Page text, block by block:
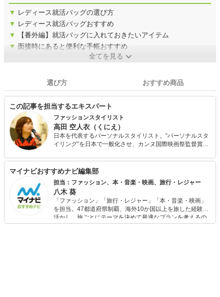
▼ レディース就活バッグの選び方
▼ レディース就活バッグおすすめ
▼
【番外編】就活バッグに入れておきたいアイテム
▼ 面接時にあると便利な手帳おすすめ
全てを見る
選び方 おすすめ商品
この記事を担当するエキスパート
ファッションスタイリスト
高田 空人衣（くにえ）
日本を代表するパーソナルスタイリスト。“パーソナルスタ
イリング”を日本で一般化させ、カンヌ国際映画祭監督賞作
スペシャリストとして、TBS『サタデープラス』日本テレ
ビ『ズームイン!!サタデー』他NHK、テレビ東京など多くの
人気TV番組に出演・番組監修を行う。 講演・トークショ
ー・講師のオファーは常に殺到。大手企業広告のスタイリ
ング実績として『ハリウッド化粧品』『ＪＲ東日本』他多
数。小学館、学研などが運営する有名媒体や、ニッセン、
マルイなどファッション系公式サイトにて、執筆家として
も活躍。数多く連載を担当している。
マイナビおすすめナビ編集部
担当：ファッション、本・音楽・映画、旅行・レジャー
八木 葵
「ファッション」「旅行・レジャー」「本・音楽・映画」
を担当。47都道府県制覇、海外10か国以上を旅した経験を
活かし、旅ごとにテーマを決めて最適なプランを考えるの
が得意。また、アパレルショップでの販売経験もあり。誰